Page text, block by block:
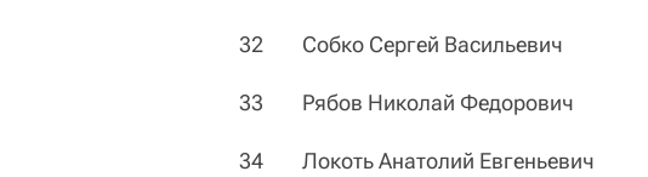
32 Собко Сергей Васильевич
33 Рябов Николай Федорович
34 Локоть Анатолий Евгеньевич